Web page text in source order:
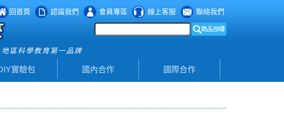
回首頁 認識我們 會員專區 線上客服 聯絡我們
地區科學教育第一品牌
實驗包 國內合作 國際合作